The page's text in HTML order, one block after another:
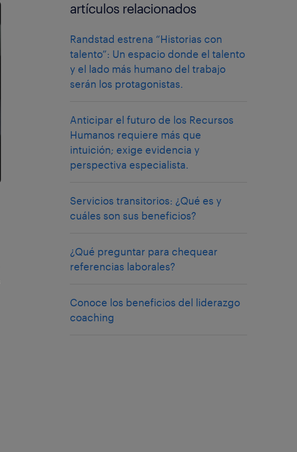
artículos relacionados
Randstad estrena “Historias con
talento”: Un espacio donde el talento
y el lado más humano del trabajo
serán los protagonistas.
Anticipar el futuro de los Recursos
Humanos requiere más que
intuición; exige evidencia y
perspectiva especialista.
Servicios transitorios: ¿Qué es y
cuáles son sus beneficios?
¿Qué preguntar para chequear
referencias laborales?
Conoce los beneficios del liderazgo
coaching